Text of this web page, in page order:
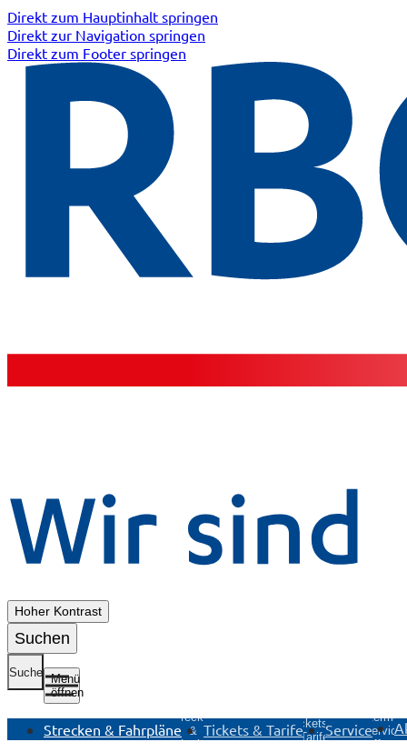
Direkt zum Hauptinhalt springen
Direkt zur Navigation springen
Direkt zum Footer springen
Hoher Kontrast
Suchen
Suche
Menü
öffnen
Strecken & Fahrpläne
Strecken
&
Fahrpläne
Tickets & TarifeTickets &
TarifeServiceService
öffnen